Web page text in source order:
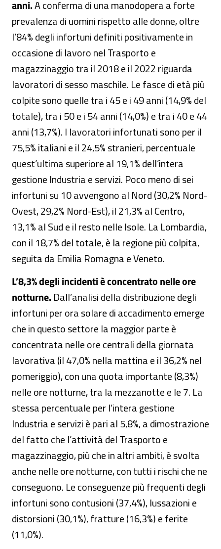
anni.A conferma di una manodopera a forte
prevalenza di uomini rispetto alle donne, oltre
l’84% degli infortuni definiti positivamente in
occasione di lavoro nel Trasporto e
magazzinaggio tra il 2018 e il 2022 riguarda
lavoratori di sesso maschile. Le fasce di età più
colpite sono quelle tra i 45 e i 49 anni (14,9% del
totale), tra i 50 e i 54 anni (14,0%) e tra i 40 e 44
anni (13,7%). I lavoratori infortunati sono per il
75,5% italiani e il 24,5% stranieri, percentuale
quest’ultima superiore al 19,1% dell’intera
gestione Industria e servizi. Poco meno di sei
infortuni su 10 avvengono al Nord (30,2% Nord-
Ovest, 29,2% Nord-Est), il 21,3% al Centro,
13,1% al Sud e il resto nelle Isole. La Lombardia,
con il 18,7% del totale, è la regione più colpita,
seguita da Emilia Romagna e Veneto.
L’8,3% degli incidenti è concentrato nelle ore
notturne. Dall’analisi della distribuzione degli
infortuni per ora solare di accadimento emerge
che in questo settore la maggior parte è
concentrata nelle ore centrali della giornata
lavorativa (il 47,0% nella mattina e il 36,2% nel
pomeriggio), con una quota importante (8,3%)
nelle ore notturne, tra la mezzanotte e le 7. La
stessa percentuale per l’intera gestione
Industria e servizi è pari al 5,8%, a dimostrazione
del fatto che l’attività del Trasporto e
magazzinaggio, più che in altri ambiti, è svolta
anche nelle ore notturne, con tutti i rischi che ne
conseguono. Le conseguenze più frequenti degli
infortuni sono contusioni (37,4%), lussazioni e
distorsioni (30,1%), fratture (16,3%) e ferite
(11,0%).